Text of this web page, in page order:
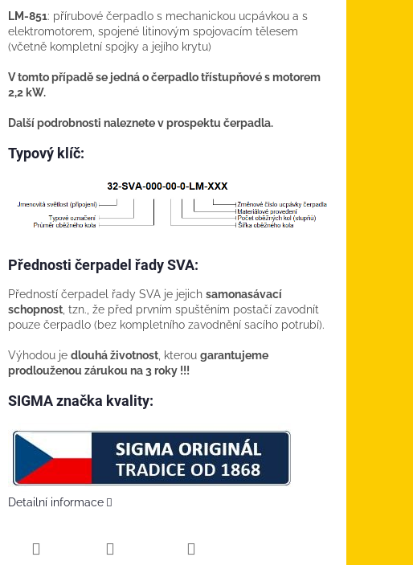
LM-851: přírubové čerpadlo s mechanickou ucpávkou a s
elektromotorem, spojené litinovým spojovacím tělesem
(včetně kompletní spojky a jejího krytu)
V tomto případě se jedná o čerpadlo třístupňové s motorem
2,2 kW.
Další podrobnosti naleznete v prospektu čerpadla.
Typový klíč:
Přednosti čerpadel řady SVA:
Předností čerpadel řady SVA je jejich samonasávací
schopnost, tzn., že před prvním spuštěním postačí zavodnít
pouze čerpadlo (bez kompletního zavodnění sacího potrubí).
Výhodou je dlouhá životnost, kterou garantujeme
prodlouženou zárukou na 3 roky !!!
SIGMA značka kvality:
Detailní informace